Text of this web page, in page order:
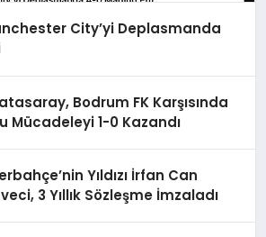
City’yi Deplasmanda
Bodrum FK Karşısında
Mücadeleyi 1-0 Kazandı
Yıldızı İrfan Can
3 Yıllık Sözleşme İmzaladı